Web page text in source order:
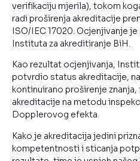
verifikaciju mjerila), tokom
radi proširenja akreditacije
ISO/IEC 17020. Ocjenjivanje
Instituta za akreditiranje BiH.
Kao rezultat ocjenjivanja,
potvrdio status akreditacije,
kontinuirano proširenje
akreditacije na metodu
Dopplerovog efekta.
Kako je akreditacija jedini
kompetentnosti i sticanja